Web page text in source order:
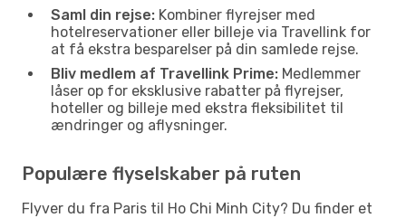
Saml din rejse: Kombiner flyrejser med
hotelreservationer eller billeje via Travellink for
at få ekstra besparelser på din samlede rejse.
Bliv medlem af Travellink Prime: Medlemmer
låser op for eksklusive rabatter på flyrejser,
hoteller og billeje med ekstra fleksibilitet til
ændringer og aflysninger.
Populære flyselskaber på ruten
Flyver du fra Paris til Ho Chi Minh City? Du finder et